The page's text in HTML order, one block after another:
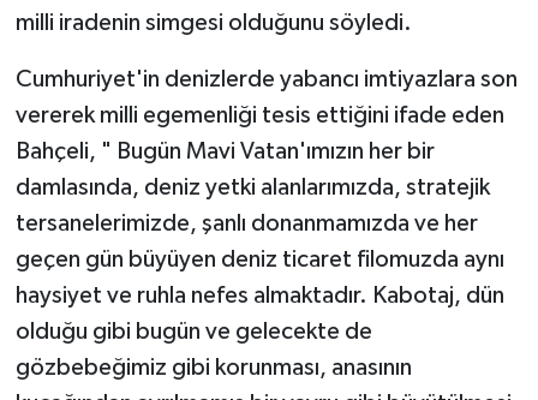
milli iradenin simgesi olduğunu söyledi.
Cumhuriyet'in denizlerde yabancı imtiyazlara son
vererek milli egemenliği tesis ettiğini ifade eden
Bahçeli, " Bugün Mavi Vatan'ımızın her bir
damlasında, deniz yetki alanlarımızda, stratejik
tersanelerimizde, şanlı donanmamızda ve her
geçen gün büyüyen deniz ticaret filomuzda aynı
haysiyet ve ruhla nefes almaktadır. Kabotaj, dün
olduğu gibi bugün ve gelecekte de
gözbebeğimiz gibi korunması, anasının